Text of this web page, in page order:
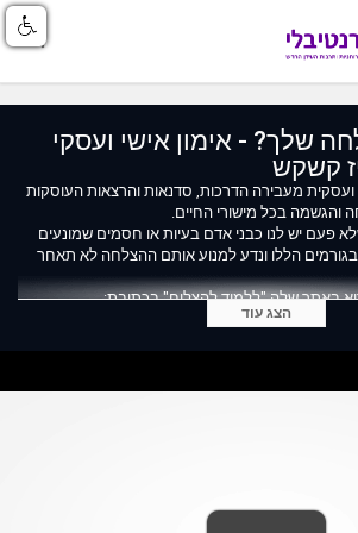
שלך? - אימון אישי ועסקי
קשקש
מעבירה הדרכות, סדנאות והרצאות העוסקות
בכל מישורי החיים.
פעם יש לנו כבני אדם בעיות או חסמים שמונעים
בגורמים הללו ונדע למנוע אותם ההצלחה לא תאחר
באתר שלה "ללמוד להצליח" בכתובת:
הצג עוד